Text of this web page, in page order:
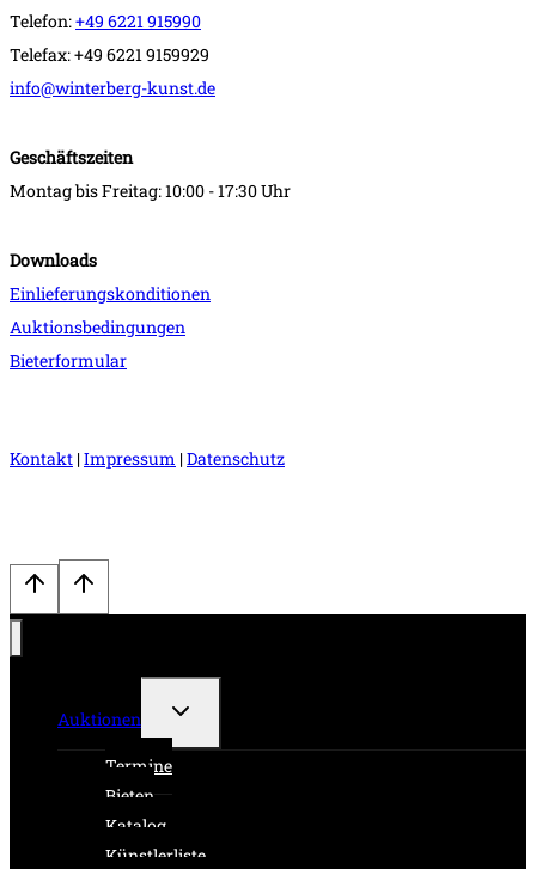
Telefon:+49 6221 915990
Telefax: +49 6221 9159929
info@winterberg-kunst.de
Geschäftszeiten
Montag bis Freitag: 10:00 - 17:30 Uhr
Downloads
Einlieferungskonditionen
Auktionsbedingungen
Bieterformular
Kontakt |Impressum |Datenschutz
Auktionen
Untermenü
Termine
Bieten
Katalog
Künstlerliste